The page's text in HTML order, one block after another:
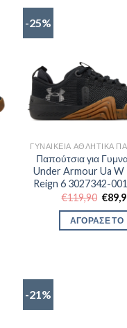
-25%
Παπούτσια για
Under Armour Ua W
Reign 6 3027342-
€119,90
price
was:
€
ΑΓΟΡΑΣΕ ΤΟ
-21%